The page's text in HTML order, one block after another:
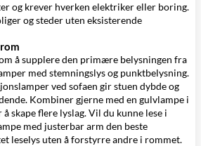
og krever hverken elektriker eller boring.
og steder uten eksisterende
å supplere den primære belysningen fra
med stemningslys og punktbelysning.
ved sofaen gir stuen dybde og
Kombiner gjerne med en gulvlampe i
skape flere lyslag. Vil du kunne lese i
med justerbar arm den beste
leselys uten å forstyrre andre i rommet.